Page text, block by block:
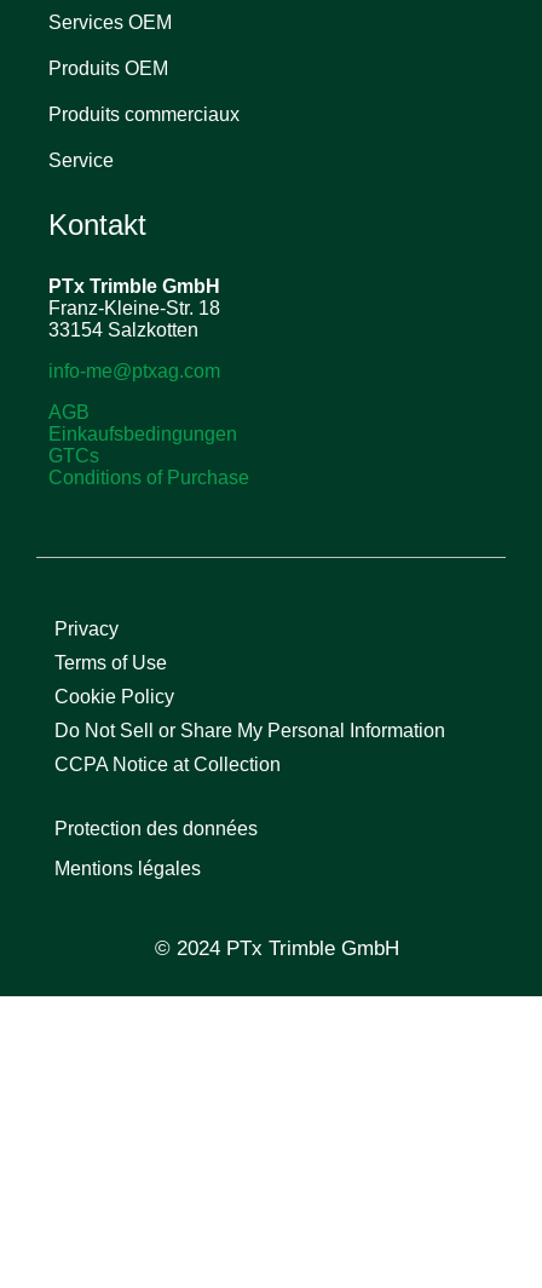
Services OEM
Produits OEM
Produits commerciaux
Service
Kontakt
PTx Trimble GmbH
Franz-Kleine-Str. 18
33154 Salzkotten
info-me@ptxag.com
AGB
Einkaufsbedingungen
GTCs
Conditions of Purchase
Privacy
Terms of Use
Cookie Policy
Do Not Sell or Share My Personal Information
CCPA Notice at Collection
Protection des données
Mentions légales
© 2024 PTx Trimble GmbH